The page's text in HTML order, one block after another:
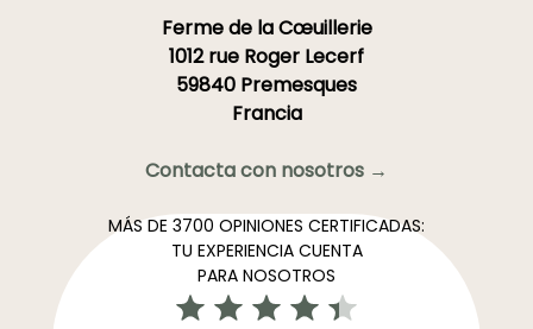
Ferme de la Cœuillerie
1012 rue Roger Lecerf
59840 Premesques
Francia
Contacta con nosotros →
MÁS DE 3700 OPINIONES CERTIFICADAS:
TU EXPERIENCIA CUENTA
PARA NOSOTROS